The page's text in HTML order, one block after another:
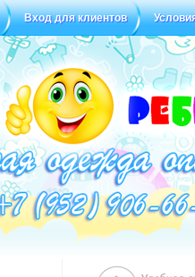
Вход для клиентов